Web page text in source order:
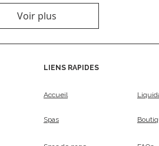
Voir plus
LIENS RAPIDES
Accueil
Spas